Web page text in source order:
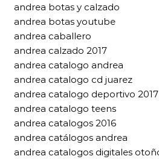
andrea botas y calzado
andrea botas youtube
andrea caballero
andrea calzado 2017
andrea catalogo andrea
andrea catalogo cd juarez
andrea catalogo deportivo 2017
andrea catalogo teens
andrea catalogos 2016
andrea catálogos andrea
andrea catalogos digitales